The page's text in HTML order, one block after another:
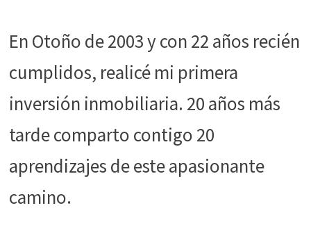
En Otoño de 2003 y con 22 años recién
cumplidos, realicé mi primera
inversión inmobiliaria. 20 años más
tarde comparto contigo 20
aprendizajes de este apasionante
camino.
de la web, en
se usa la web.
Experiencia
Para que
nuestra web
funcione lo
mejor posible
durante tu